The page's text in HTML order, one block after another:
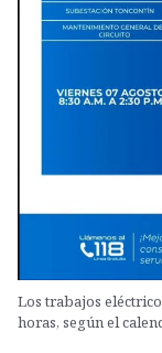
Los trabajos
horas, según el